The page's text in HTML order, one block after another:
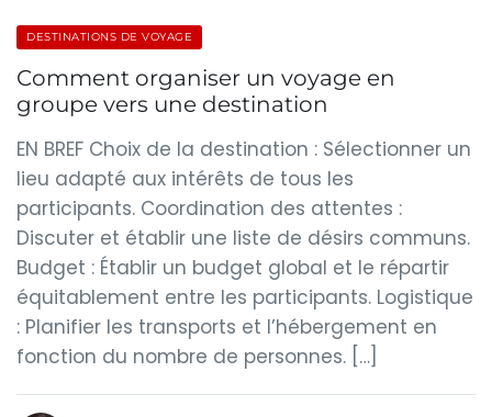
DESTINATIONS DE VOYAGE
Comment organiser un voyage en
groupe vers une destination
EN BREF Choix de la destination : Sélectionner un
lieu adapté aux intérêts de tous les
participants. Coordination des attentes :
Discuter et établir une liste de désirs communs.
Budget : Établir un budget global et le répartir
équitablement entre les participants. Logistique
: Planifier les transports et l’hébergement en
fonction du nombre de personnes. […]